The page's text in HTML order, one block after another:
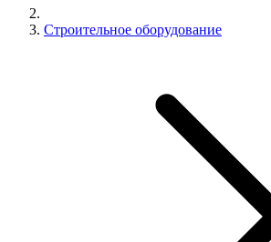
Строительное оборудование